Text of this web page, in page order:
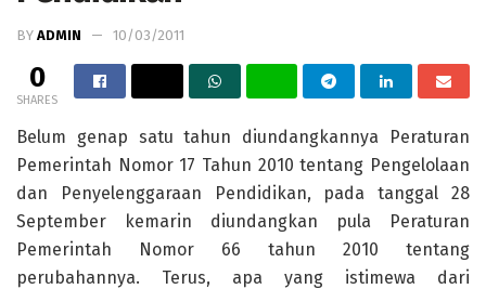
BY ADMIN 10/03/2011
0
SHARES
Belum genap satu tahun diundangkannya Peraturan
Pemerintah Nomor 17 Tahun 2010 tentang Pengelolaan
dan Penyelenggaraan Pendidikan, pada tanggal 28
September kemarin diundangkan pula Peraturan
Pemerintah Nomor 66 tahun 2010 tentang
perubahannya. Terus, apa yang istimewa dari